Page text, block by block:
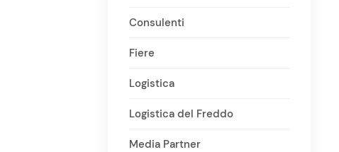
Consulenti
Fiere
Logistica
Logistica del Freddo
Media Partner